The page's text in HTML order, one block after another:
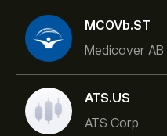
MCOVb.ST
Medicover AB
ATS.US
ATS Corp